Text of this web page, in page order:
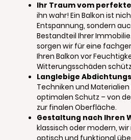
Ihr Traum vom
ihn wahr! Ein Balkon ist
Entspannung, sondern
Bestandteil Ihrer
sorgen wir für eine
Ihren Balkon vor
Witterungsschäden
Langlebige
Techniken und
optimalen Schutz – von
zur finalen Oberfläche.
Gestaltung nach Ihren
klassisch oder modern, wir